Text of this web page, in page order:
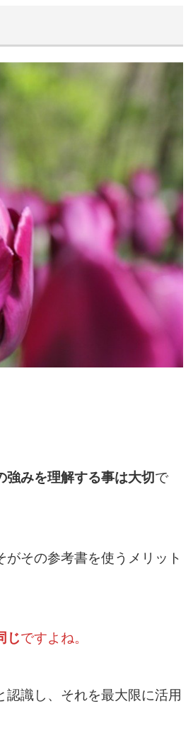
強みを理解する事は大切で
その参考書を使うメリット
じですよね。
識し、それを最大限に活用